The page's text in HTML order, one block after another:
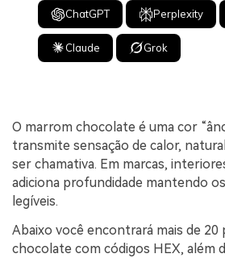
ChatGPT Perplexity
Claude Grok
O marrom chocolate é uma cor
transmite sensação de calor,
ser chamativa. Em marcas,
adiciona profundidade mantendo
legíveis.
Abaixo você encontrará mais de 20
chocolate com códigos HEX, além